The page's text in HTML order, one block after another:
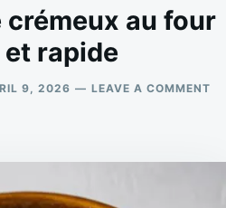
au four
rapide
9, 2026 LEAVE A COMMENT